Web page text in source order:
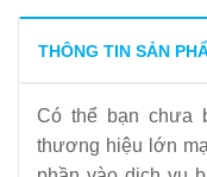
khen
9- Mua máy ép
10-Máy ép mía
THÔNG TIN SẢN
Có thể bạn chưa
thương hiệu lớn